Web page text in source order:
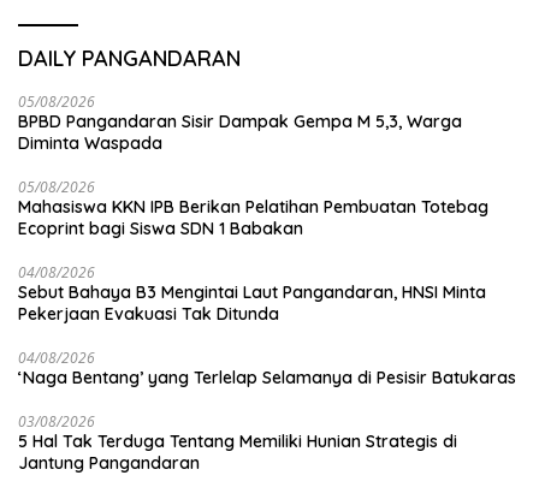
DAILY PANGANDARAN
05/08/2026
BPBD Pangandaran Sisir Dampak Gempa M 5,3, Warga
Diminta Waspada
05/08/2026
Mahasiswa KKN IPB Berikan Pelatihan Pembuatan Totebag
Ecoprint bagi Siswa SDN 1 Babakan
04/08/2026
Sebut Bahaya B3 Mengintai Laut Pangandaran, HNSI Minta
Pekerjaan Evakuasi Tak Ditunda
04/08/2026
‘Naga Bentang’ yang Terlelap Selamanya di Pesisir Batukaras
03/08/2026
5 Hal Tak Terduga Tentang Memiliki Hunian Strategis di
Jantung Pangandaran